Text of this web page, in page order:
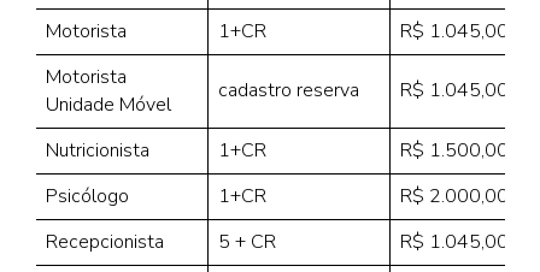
Motorista
1+CR
R$ 1.045,00
Motorista
Unidade Móvel
cadastro reserva R$ 1.045,00
Nutricionista 1+CR
R$ 1.500,00
Psicólogo
1+CR
R$ 2.000,00
Recepcionista
5 + CR
R$ 1.045,00